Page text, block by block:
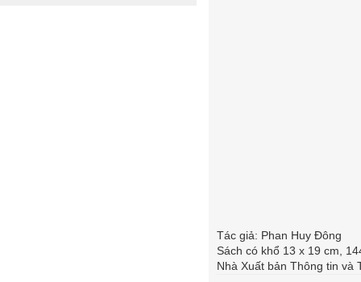
Tác giả: Phan Huy Đông
Sách có khổ 13 x 19 cm,
Nhà Xuất bản Thông tin và